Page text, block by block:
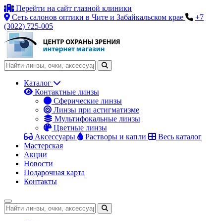
Перейти на сайт глазной клиники
Сеть салонов оптики в Чите и Забайкальском крае
+7
(3022) 725-005
Каталог
Контактные линзы
Сферические линзы
Линзы при астигматизме
Мультифокальные линзы
Цветные линзы
Аксессуары
Растворы и капли
Весь каталог
Мастерская
Акции
Новости
Подарочная карта
Контакты